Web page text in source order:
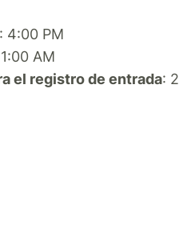
: 4:00 PM
AM
el registro de entrada: